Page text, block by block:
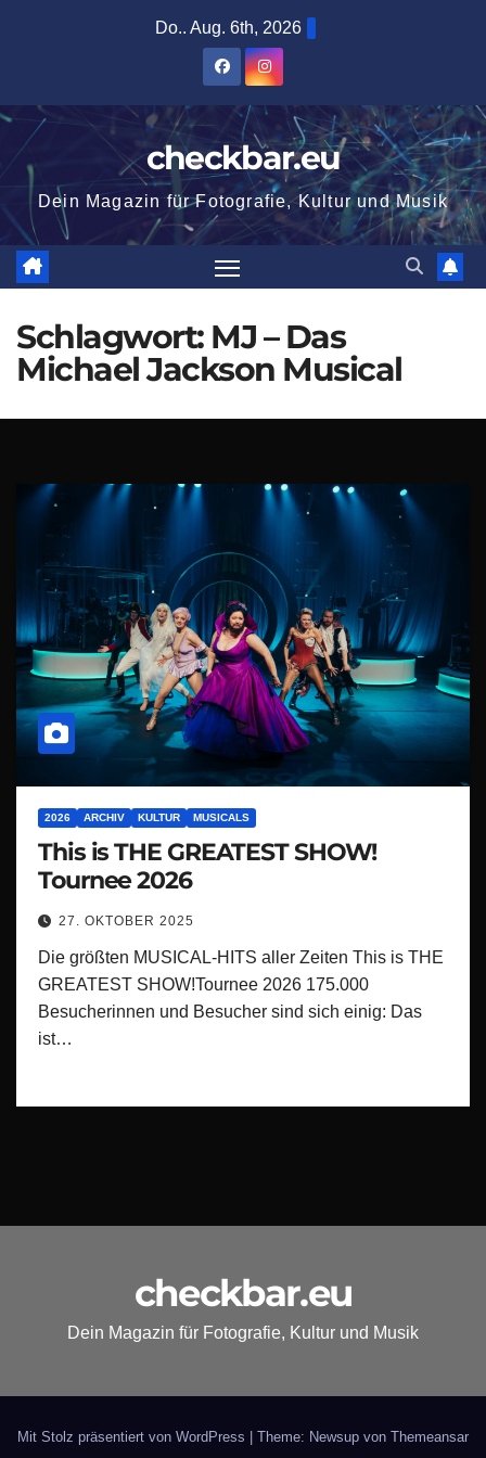
Do.. Aug. 6th, 2026
checkbar.eu
Dein Magazin für Fotografie, Kultur und Musik
Schlagwort: MJ – Das
Michael Jackson Musical
2026 ARCHIV KULTUR MUSICALS
This is THE GREATEST SHOW!
Tournee 2026
27. OKTOBER 2025
Die größten MUSICAL-HITS aller Zeiten This is THE
GREATEST SHOW!Tournee 2026 175.000
Besucherinnen und Besucher sind sich einig: Das
ist…
checkbar.eu
Dein Magazin für Fotografie, Kultur und Musik
Mit Stolz präsentiert von WordPress Theme: Newsup von Themeansar